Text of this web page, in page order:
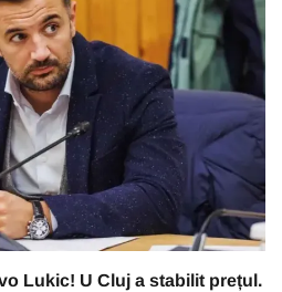
Lukic! U Cluj a stabilit prețul.